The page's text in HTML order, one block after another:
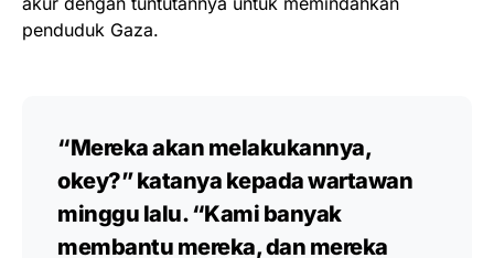
penduduk Gaza.
“Mereka akan melakukannya,
okey?”katanya kepada wartawan
minggu lalu.“Kami banyak
membantu mereka, dan mereka